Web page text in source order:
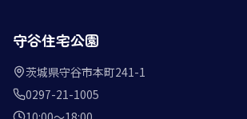
守谷住宅公園
茨城県守谷市本町241-1
0297-21-1005